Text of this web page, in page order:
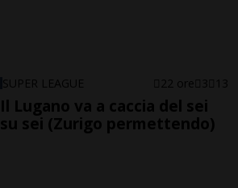
SUPER LEAGUE 22 ore 3 13
Il Lugano va a caccia del sei
su sei (Zurigo permettendo)